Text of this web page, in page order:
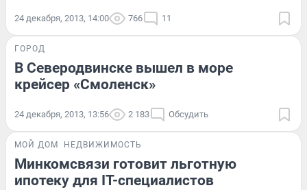
24 декабря, 2013, 14:00 766 11
ГОРОД
В Северодвинске вышел в море
крейсер «Смоленск»
24 декабря, 2013, 13:56 2 183 Обсудить
МОЙ ДОМ НЕДВИЖИМОСТЬ
Минкомсвязи готовит льготную
ипотеку для IT-специалистов